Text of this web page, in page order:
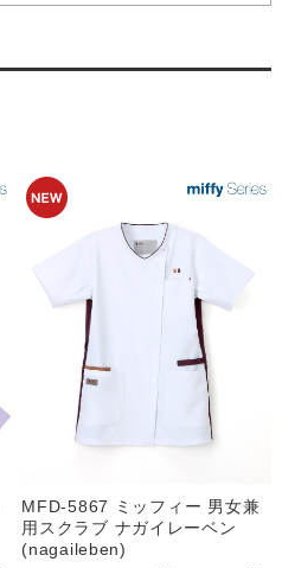
MFD-5867 ミッフィー 男女兼
用スクラブ ナガイレーベン
(nagaileben)